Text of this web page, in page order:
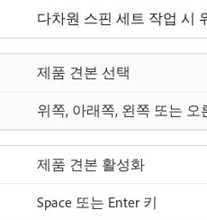
다차원 스핀 세트 작업 시
제품 견본 선택
위쪽, 아래쪽, 왼쪽 또는 오
제품 견본 활성화
Space 또는 Enter 키